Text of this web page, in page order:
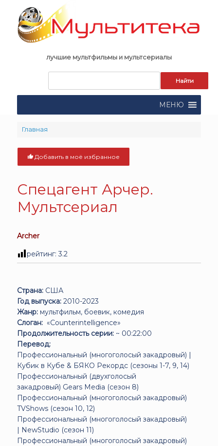
content
лучшие мультфильмы и мультсериалы
поиска:
МЕНЮ
Главная
Добавить в моё избранное
Спецагент Арчер.
Мультсериал
Archer
рейтинг:3.2
Страна: США
Год выпуска: 2010-2023
Жанр: мультфильм, боевик, комедия
Слоган: «Counterintelligence»
Продолжительность серии: ~ 00:22:00
Перевод:
Профессиональный (многоголосый закадровый) |
Кубик в Кубе & БЯКО Рекордс (сезоны 1-7, 9, 14)
Профессиональный (двухголосый
закадровый) Gears Media (сезон 8)
Профессиональный (многоголосый закадровый)
TVShows (сезон 10, 12)
Профессиональный (многоголосый закадровый)
| NewStudio (сезон 11)
Профессиональный (многоголосый закадровый)